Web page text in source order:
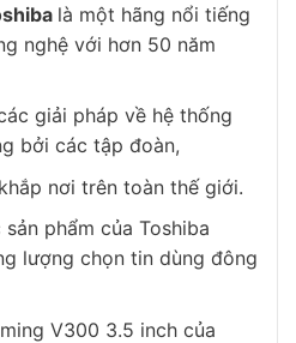
là một hãng nổi tiếng
nghệ với hơn 50 năm
giải pháp về hệ thống
bởi các tập đoàn,
nơi trên toàn thế giới.
phẩm của Toshiba
lượng chọn tin dùng đông
V300 3.5 inch của